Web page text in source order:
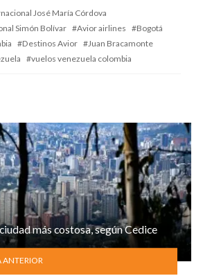
José María Córdova
Simón Bolívar
Avior airlines
Bogotá
Destinos Avior
Juan Bracamonte
vuelos venezuela colombia
más costosa, según Cedice
ANTERIOR